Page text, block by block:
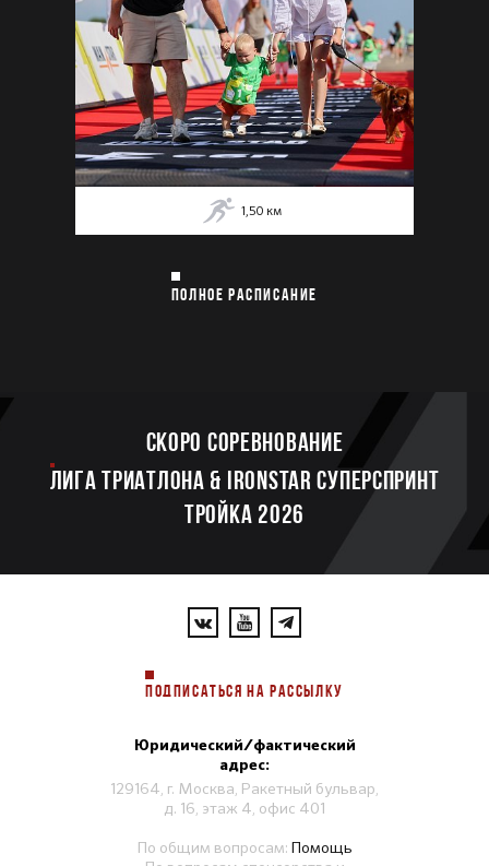
1,50 км
ПОЛНОЕ РАСПИСАНИЕ
Скоро соревнование
ЛИГА ТРИАТЛОНА & IRONSTAR СУПЕРСПРИНТ
ТРОЙКА 2026
ПОДПИСАТЬСЯ НА РАССЫЛКУ
Юридический/фактический
адрес:
129164, г. Москва, Ракетный бульвар,
д. 16, этаж 4, офис 401
По общим вопросам: Помощь